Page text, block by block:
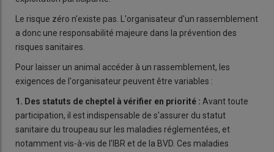
Le risque zéro n'existe pas. L'organisateur d'un rassemblement
a donc une responsabilité majeure dans la prévention des
risques sanitaires.
Pour laisser un animal accéder à un rassemblement, les
exigences de l'organisateur peuvent être variables :
1. Des statuts de cheptel à vérifier en priorité : Avant toute
participation, il est indispensable de s'assurer du statut
sanitaire du troupeau sur les maladies réglementées, et
notamment vis-à-vis de l'IBR et de la BVD. Ces maladies